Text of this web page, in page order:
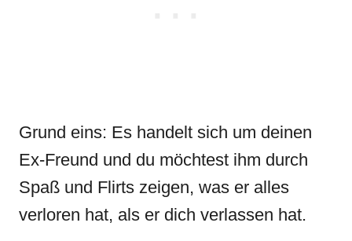
Grund eins: Es handelt sich um deinen
Ex-Freund und du möchtest ihm durch
Spaß und Flirts zeigen, was er alles
verloren hat, als er dich verlassen hat.